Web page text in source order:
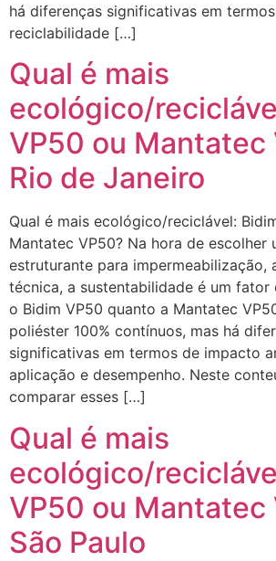
há diferenças significativas em
reciclabilidade […]
Qual é mais
ecológico/
VP50 ou Mantatec
Rio de Janeiro
Qual é mais ecológico/reciclável:
Mantatec VP50? Na hora de escolher
estruturante para impermeabilização,
técnica, a sustentabilidade é um fator
o Bidim VP50 quanto a Mantatec
poliéster 100% contínuos, mas há
significativas em termos de impacto
aplicação e desempenho. Neste
comparar esses […]
Qual é mais
ecológico/
VP50 ou Mantatec
São Paulo